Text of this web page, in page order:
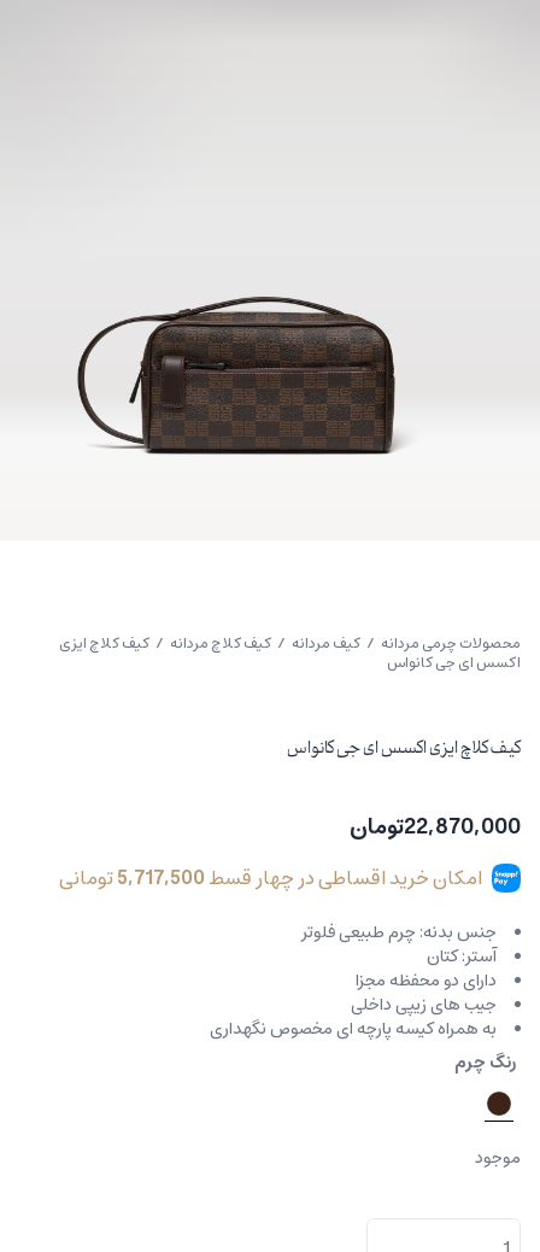
محصولات چرمی مردانه / کیف مردانه / کیف کلاچ مردانه / کیف کلاچ ایزی
اکسس ای جی کانواس
کیف کلاچ ایزی اکسس ای جی کانواس
22,870,000تومان
امکان خرید اقساطی در چهار قسط5,717,500تومانی
جنس بدنه: چرم طبیعی فلوتر
آستر: کتان
دارای دو محفظه مجزا
جیب های زیپی داخلی
به همراه کیسه پارچه ای مخصوص نگهداری
رنگ چرم
موجود
کیف